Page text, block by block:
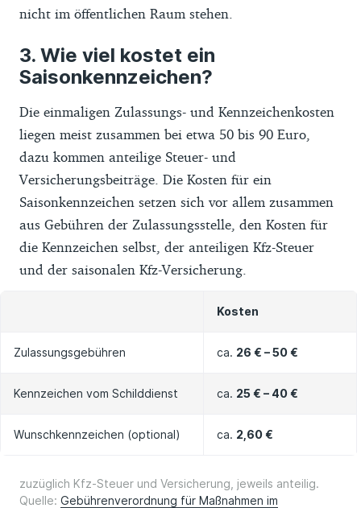
nicht im öffentlichen Raum stehen.
Wie viel kostet ein
Saisonkennzeichen?
Die einmaligen Zulassungs- und Kennzeichenkosten
liegen meist zusammen bei etwa 50 bis 90 Euro,
dazu kommen anteilige Steuer- und
Versicherungsbeiträge. Die Kosten für ein
Saisonkennzeichen setzen sich vor allem zusammen
aus Gebühren der Zulassungsstelle, den Kosten für
die Kennzeichen selbst, der anteiligen Kfz-Steuer
und der saisonalen Kfz-Versicherung.
Kosten
Zulassungsgebühren ca. 26 € – 50 €
Kennzeichen vom Schilddienst ca. 25 € – 40 €
Wunschkennzeichen (optional) ca. 2,60 €
zuzüglich Kfz-Steuer und Versicherung, jeweils anteilig.
Quelle: Gebührenverordnung für Maßnahmen im